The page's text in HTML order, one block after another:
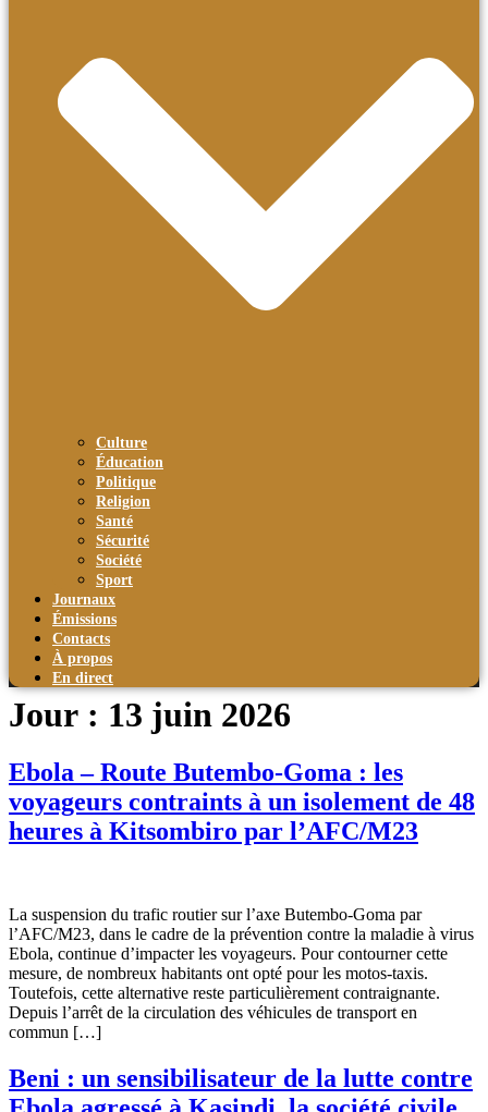
Culture
Éducation
Politique
Religion
Santé
Sécurité
Société
Sport
Journaux
Émissions
Contacts
À propos
En direct
Jour : 13 juin 2026
Ebola – Route Butembo-Goma : les
voyageurs contraints à un isolement de 48
heures à Kitsombiro par l’AFC/M23
La suspension du trafic routier sur l’axe Butembo-Goma par
l’AFC/M23, dans le cadre de la prévention contre la maladie à virus
Ebola, continue d’impacter les voyageurs. Pour contourner cette
mesure, de nombreux habitants ont opté pour les motos-taxis.
Toutefois, cette alternative reste particulièrement contraignante.
Depuis l’arrêt de la circulation des véhicules de transport en
commun […]
Beni : un sensibilisateur de la lutte contre